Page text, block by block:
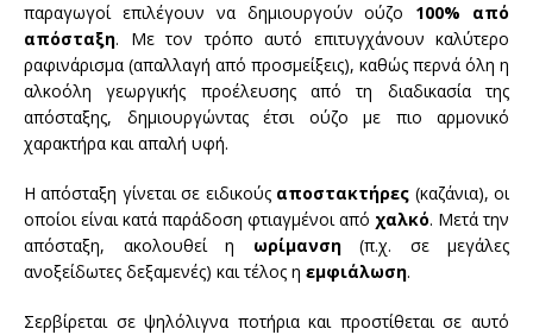
παραγωγοί επιλέγουν να δημιουργούν ούζο 100% από
απόσταξη. Με τον τρόπο αυτό επιτυγχάνουν καλύτερο
ραφινάρισμα (απαλλαγή από προσμείξεις), καθώς περνά όλη η
αλκοόλη γεωργικής προέλευσης από τη διαδικασία της
απόσταξης, δημιουργώντας έτσι ούζο με πιο αρμονικό
χαρακτήρα και απαλή υφή.
Η απόσταξη γίνεται σε ειδικούς αποστακτήρες (καζάνια), οι
οποίοι είναι κατά παράδοση φτιαγμένοι από χαλκό. Μετά την
απόσταξη, ακολουθεί η ωρίμανση (π.χ. σε μεγάλες
ανοξείδωτες δεξαμενές) και τέλος η εμφιάλωση.
Σερβίρεται σε ψηλόλιγνα ποτήρια και προστίθεται σε αυτό